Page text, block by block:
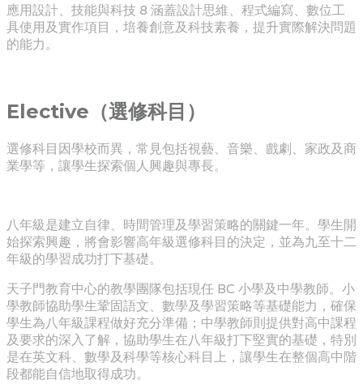
應用設計、技能與科技 8 涵蓋設計思維、程式編寫、數位工
具使用及實作項目，培養創意及科技素養，提升實際解決問題
的能力。
Elective（選修科目）
選修科目因學校而異，常見包括視藝、音樂、戲劇、家政及商
業學等，讓學生探索個人興趣與專長。
八年級是建立自律、時間管理及學習策略的關鍵一年。學生開
始探索興趣，將會影響高年級選修科目的決定，並為九至十二
年級的學習成功打下基礎。
天子門教育中心的教學團隊包括現任 BC 小學及中學教師。小
學教師協助學生鞏固語文、數學及學習策略等基礎能力，確保
學生為八年級課程做好充分準備；中學教師則提供對高中課程
及要求的深入了解，協助學生在八年級打下堅實的基礎，特別
是在英文科、數學及科學等核心科目上，讓學生在整個高中階
段都能自信地取得成功。